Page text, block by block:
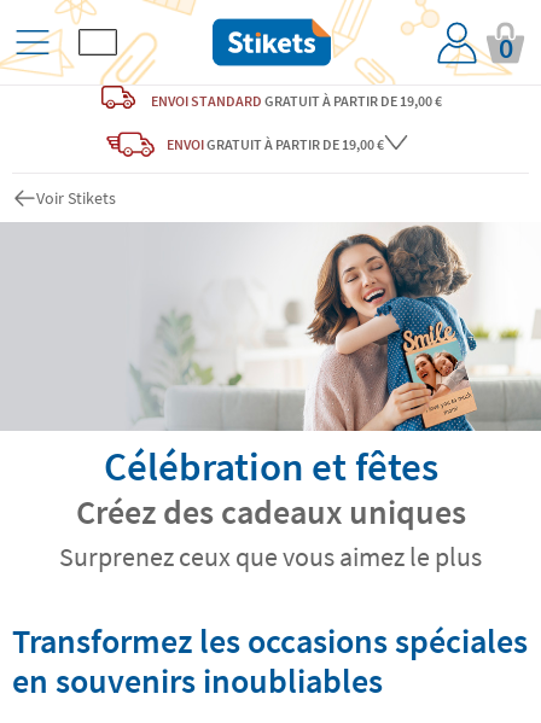
0
ENVOI STANDARD GRATUITÀ PARTIR DE 19,00 €
ENVOIGRATUITÀ PARTIR DE 19,00 €
Voir Stikets
Célébration et fêtes
Créez des cadeaux uniques
Surprenez ceux que vous aimez le plus
Transformez les occasions spéciales
en souvenirs inoubliables